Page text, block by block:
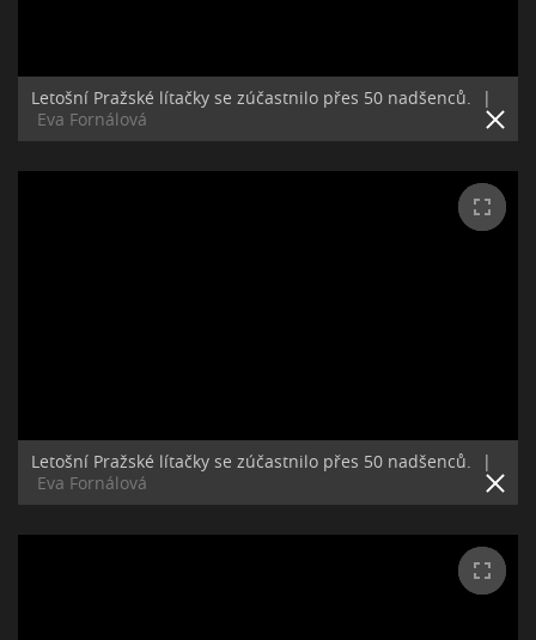
Letošní Pražské lítačky se zúčastnilo přes 50 nadšenců.
|
Eva Fornálová
Letošní Pražské lítačky se zúčastnilo přes 50 nadšenců.
|
Eva Fornálová